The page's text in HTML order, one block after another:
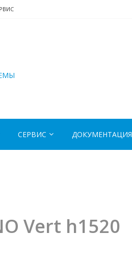
СЕРВИС ДОКУМЕНТАЦИЯ
Vert h1520